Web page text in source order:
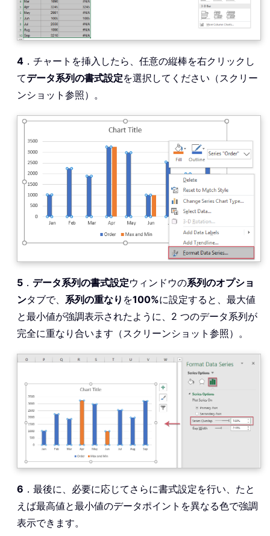
4 ．チャートを挿入したら、任意の縦棒を右クリックし
てデータ系列の書式設定を選択してください（スクリー
ンショット参照）。
5 ． データ系列の書式設定ウィンドウの系列のオプショ
ンタブで、 系列の重なり を100%に設定すると、最大値
と最小値が強調表示されたように、2 つのデータ系列が
完全に重なり合います（スクリーンショット参照）。
6 ．最後に、必要に応じてさらに書式設定を行い、たと
えば最高値と最小値のデータポイントを異なる色で強調
表示できます。